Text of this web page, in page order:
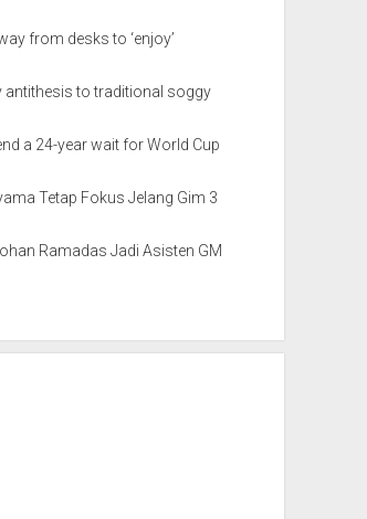
from desks to ‘enjoy’
antithesis to traditional soggy
a 24-year wait for World Cup
Tetap Fokus Jelang Gim 3
Ramadas Jadi Asisten GM